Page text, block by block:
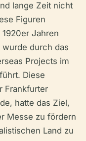
lange Zeit nicht
Figuren
Jahren
durch das
Projects im
Diese
Frankfurter
hatte das Ziel,
Messe zu fördern
Land zu